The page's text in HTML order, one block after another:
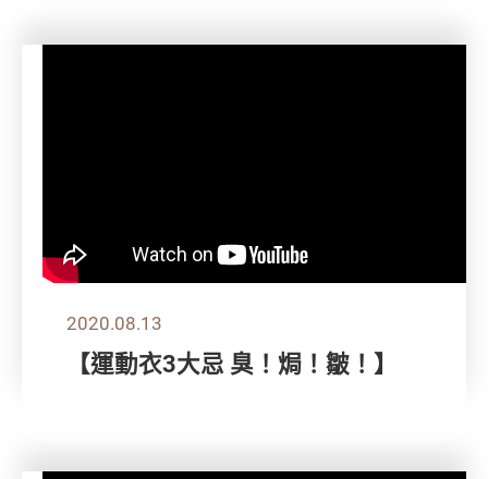
2020.08.13
【運動衣3大忌 臭！焗！皺！】